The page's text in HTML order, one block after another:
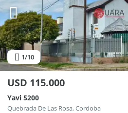
1/10
USD 115.000
Yavi 5200
Quebrada De Las Rosa, Cordoba